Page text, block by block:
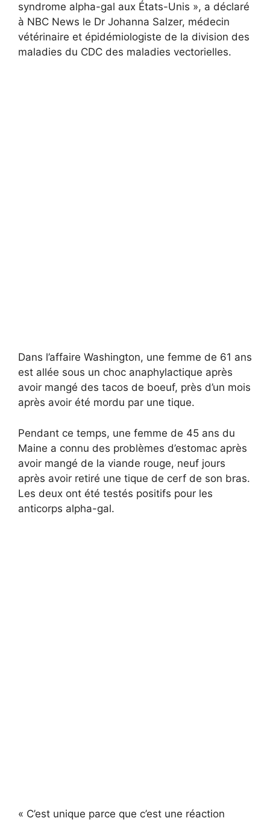
syndrome alpha-gal aux États-Unis », a déclaré
à NBC News le Dr Johanna Salzer, médecin
vétérinaire et épidémiologiste de la division des
maladies du CDC des maladies vectorielles.
Dans l’affaire Washington, une femme de 61 ans
est allée sous un choc anaphylactique après
avoir mangé des tacos de boeuf, près d’un mois
après avoir été mordu par une tique.
Pendant ce temps, une femme de 45 ans du
Maine a connu des problèmes d’estomac après
avoir mangé de la viande rouge, neuf jours
après avoir retiré une tique de cerf de son bras.
Les deux ont été testés positifs pour les
anticorps alpha-gal.
« C’est unique parce que c’est une réaction